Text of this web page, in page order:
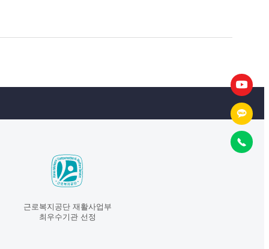
근로복지공단 재활사업부
최우수기관 선정